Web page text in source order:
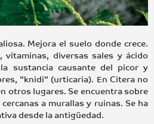
Mejora el suelo donde crece.
vitaminas, diversas sales y ácido
sustancia causante del picor y
"knidi" (urticaria). En Citera no
otros lugares. Se encuentra sobre
a murallas y ruinas. Se ha
desde la antigüedad.